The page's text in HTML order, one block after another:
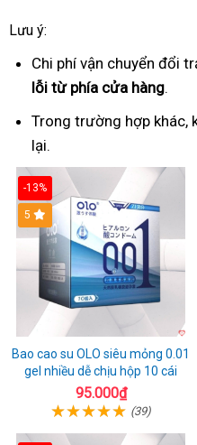
Lưu ý:
Chi phí vận chuyển đổi
lỗi từ phía cửa hàng.
Trong trường hợp khác,
lại.
-13%
Hot
5
Bao cao su OLO siêu mỏng 0.01
gel nhiều dễ chịu hộp 10 cái
95.000₫
(39)